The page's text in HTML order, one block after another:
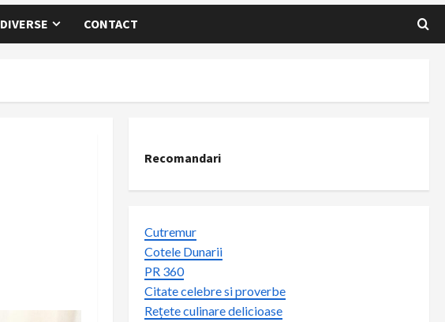
DIVERSE CONTACT
Recomandari
Cutremur
Cotele Dunarii
PR 360
Citate celebre si proverbe
Rețete culinare delicioase